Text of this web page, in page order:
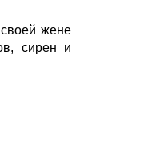
жене
сирен и